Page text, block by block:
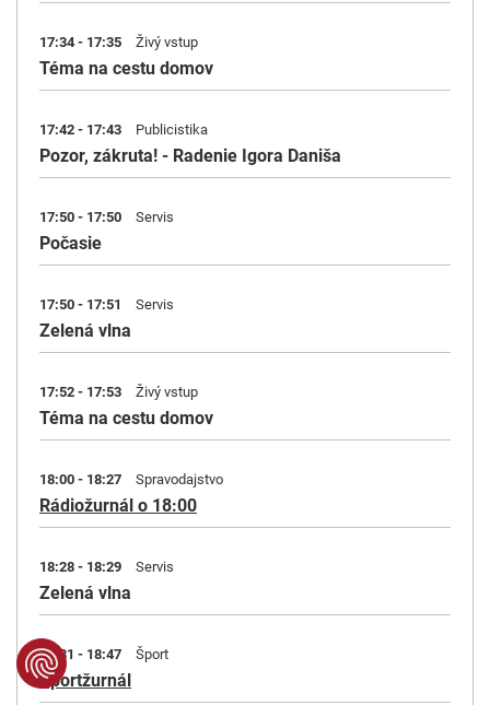
17:34 - 17:35 Živý vstup
Téma na cestu domov
17:42 - 17:43 Publicistika
Pozor, zákruta! - Radenie Igora Daniša
17:50 - 17:50 Servis
Počasie
17:50 - 17:51 Servis
Zelená vlna
17:52 - 17:53 Živý vstup
Téma na cestu domov
18:00 - 18:27 Spravodajstvo
Rádiožurnál o 18:00
18:28 - 18:29 Servis
Zelená vlna
18:31 - 18:47 Šport
Športžurnál